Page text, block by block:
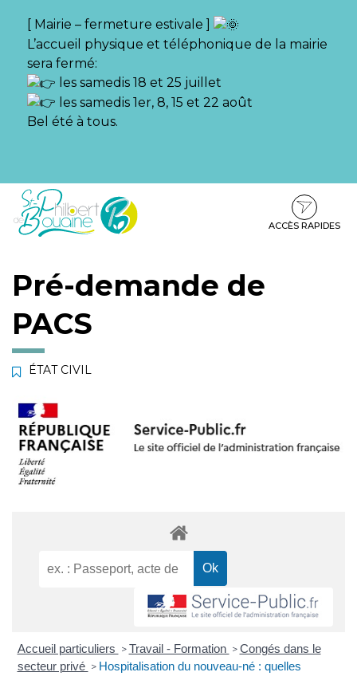
[ Mairie – fermeture estivale ]
L’accueil physique et téléphonique de la mairie
sera fermé:
les samedis 18 et 25 juillet
les samedis 1er, 8, 15 et 22 août
Bel été à tous.
Aller
Aller
contenu
Aller
pied
ACCÈS RAPIDES
Pré-demande de
PACS
ÉTAT CIVIL
Accueil particuliers > Travail - Formation > Congés dans le
secteur privé > Hospitalisation du nouveau-né : quelles